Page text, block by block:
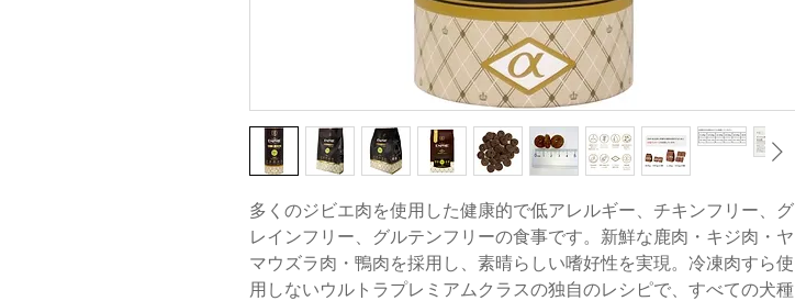
多くのジビエ肉を使用した健康的で低アレルギー、チキンフリー、グ
レインフリー、グルテンフリーの食事です。新鮮な鹿肉・キジ肉・ヤ
マウズラ肉・鴨肉を採用し、素晴らしい嗜好性を実現。冷凍肉すら使
用しないウルトラプレミアムクラスの独自のレシピで、すべての犬種